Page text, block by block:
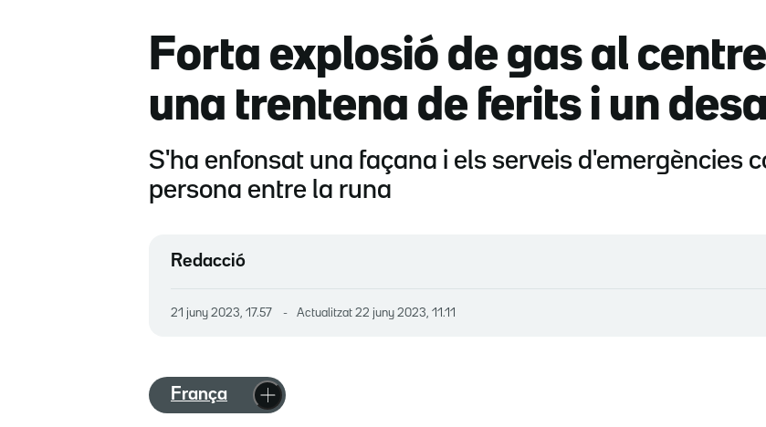
Forta explosió de gas al
una trentena de ferits i un
S'ha enfonsat una façana i els serveis d'emergències
persona entre la runa
Redacció
21 juny 2023, 17.57 Actualitzat 22 juny 2023, 11.11
França